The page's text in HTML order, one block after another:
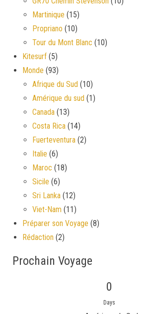
Martinique (15)
Propriano (10)
Tour du Mont Blanc (10)
Kitesurf (5)
Monde (93)
Afrique du Sud (10)
Amérique du sud (1)
Canada (13)
Costa Rica (14)
Fuerteventura (2)
Italie (6)
Maroc (18)
Sicile (6)
Sri Lanka (12)
Viet-Nam (11)
Préparer son Voyage (8)
Rédaction (2)
Prochain Voyage
0
Days